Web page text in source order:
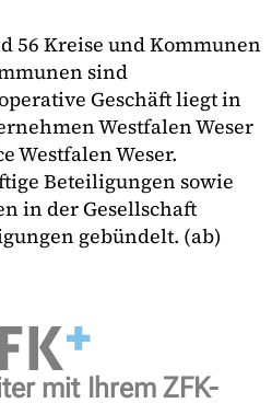
56 Kreise und Kommunen
sind
Geschäft liegt in
Westfalen Weser
Westfalen Weser.
Beteiligungen sowie
in der Gesellschaft
gebündelt. (ab)
mit Ihrem ZFK-